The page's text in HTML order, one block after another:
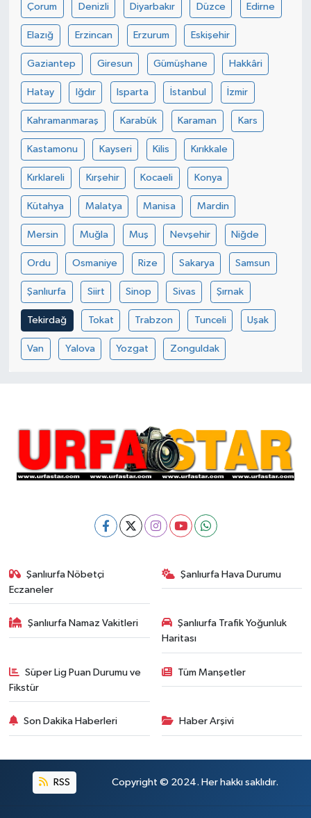
Çorum Denizli Diyarbakır Düzce Edirne
Elazığ Erzincan Erzurum Eskişehir
Gaziantep Giresun Gümüşhane Hakkâri
Hatay Iğdır Isparta İstanbul İzmir
Kahramanmaraş Karabük Karaman Kars
Kastamonu Kayseri Kilis Kırıkkale
Kırklareli Kırşehir Kocaeli Konya
Kütahya Malatya Manisa Mardin
Mersin Muğla Muş Nevşehir Niğde
Ordu Osmaniye Rize Sakarya Samsun
Şanlıurfa Siirt Sinop Sivas Şırnak
Tekirdağ Tokat Trabzon Tunceli Uşak
Van Yalova Yozgat Zonguldak
Şanlıurfa Nöbetçi
Eczaneler
Şanlıurfa Hava Durumu
Şanlıurfa Namaz Vakitleri
Şanlıurfa Trafik Yoğunluk
Haritası
Süper Lig Puan Durumu ve
Fikstür
Tüm Manşetler
Son Dakika Haberleri Haber Arşivi
RSS Copyright © 2024. Her hakkı saklıdır.